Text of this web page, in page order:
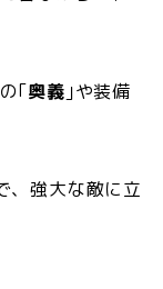
｢奥義 ｣や装備
、強大な敵に立